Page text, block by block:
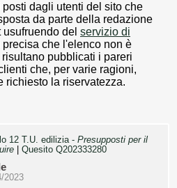
dagli utenti del sito che
da parte della redazione
del servizio di
precisa che l'elenco non è
pubblicati i pareri
che, per varie ragioni,
richiesto la riservatezza.
12 T.U. edilizia - Presupposti per il
Quesito Q202333280
2023